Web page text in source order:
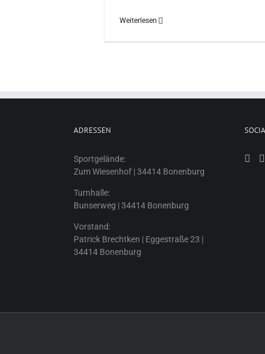
Weiterlesen
ADRESSEN
Sportgelände:
Zum Wiesenhof | 34414 Bonenburg
Turnhalle:
Bunserweg | 34414 Bonenburg
Vorstand:
Patrick Brechtken | Eggestraße 23 |
34414 Bonenburg